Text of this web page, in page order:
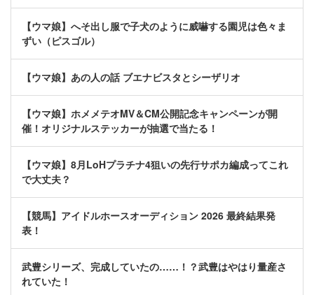
【ウマ娘】へそ出し服で子犬のように威嚇する園児は色々ま
ずい（ピスゴル）
【ウマ娘】あの人の話 ブエナビスタとシーザリオ
【ウマ娘】ホメメテオMV＆CM公開記念キャンペーンが開
催！オリジナルステッカーが抽選で当たる！
【ウマ娘】8月LoHプラチナ4狙いの先行サポカ編成ってこれ
で大丈夫？
【競馬】アイドルホースオーディション 2026 最終結果発
表！
武豊シリーズ、完成していたの……！？武豊はやはり量産さ
れていた！